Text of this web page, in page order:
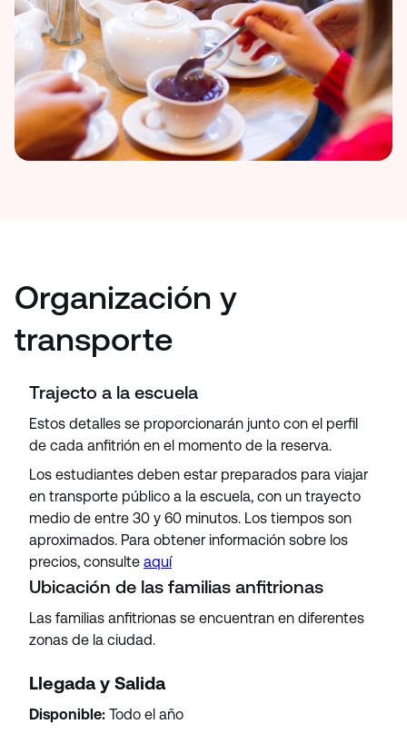
Organización y
transporte
Trajecto a la escuela
Estos detalles se proporcionarán junto con el perfil
de cada anfitrión en el momento de la reserva.
Los estudiantes deben estar preparados para viajar
en transporte público a la escuela, con un trayecto
medio de entre 30 y 60 minutos. Los tiempos son
aproximados. Para obtener información sobre los
precios, consulte aquí
Ubicación de las familias anfitrionas
Las familias anfitrionas se encuentran en diferentes
zonas de la ciudad.
Llegada y Salida
Disponible: Todo el año